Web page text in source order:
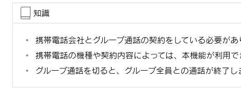
知識
携帯電話会社とグループ通話の契約をしている必要があ
携帯電話の機種や契約内容によっては、本機能が利用で
グループ通話を切ると、グループ全員との通話が終了し